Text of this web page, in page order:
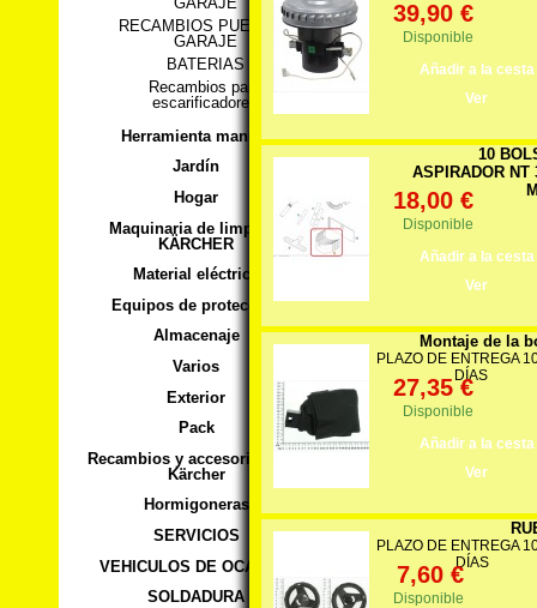
RECAMBIOS PUERTAS
GARAJE
BATERIAS
Recambios para
escarificadores
Herramienta manual
Jardín
Hogar
Maquinaria de limpieza
KÄRCHER
Material eléctrico
Equipos de protección
Almacenaje
Varios
Exterior
Pack
Recambios y accesorios para
Kärcher
Hormigoneras
SERVICIOS
VEHICULOS DE OCASION
SOLDADURA
39,90 €
Disponible
Añadir a la cesta
Ver
10
ASPIRADOR NT
18,00 €
Disponible
Añadir a la cesta
Ver
Montaje de la
PLAZO DE ENTREGA
DÍAS
27,35 €
Disponible
Añadir a la cesta
Ver
PLAZO DE ENTREGA
DÍAS
7,60 €
Disponible